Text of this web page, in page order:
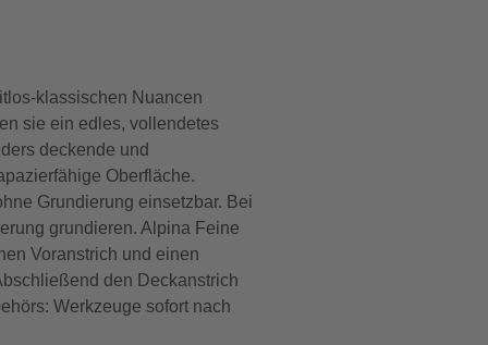
klassischen Nuancen
sie ein edles, vollendetes
deckende und
Oberfläche.
Grundierung einsetzbar. Bei
grundieren. Alpina Feine
Voranstrich und einen
den Deckanstrich
Werkzeuge sofort nach